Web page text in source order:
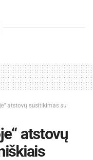
atstovų susitikimas su
atstovų